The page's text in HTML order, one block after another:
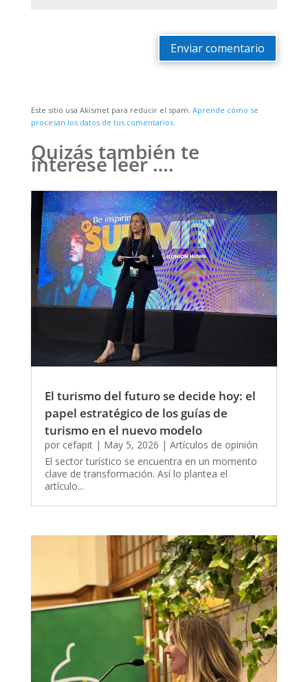
Enviar comentario
Este sitio usa Akismet para reducir el spam. Aprende cómo se
procesan los datos de tus comentarios.
Quizás también te
interese leer ….
El turismo del futuro se decide hoy: el
papel estratégico de los guías de
turismo en el nuevo modelo
por cefapit| May 5, 2026 | Artículos de opinión
El sector turístico se encuentra en un momento
clave de transformación. Así lo plantea el
artículo...